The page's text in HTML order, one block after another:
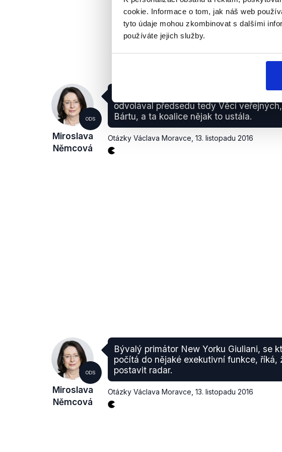
cookie. Informace o tom, jak náš web
tyto údaje mohou zkombinovat s dalšími
používáte jejich služby.
ODS
Miroslava
Němcová
odvolával předsedu tedy Věcí
Bártu, a ta koalice nějak to ustála.
Otázky Václava Moravce 13. listopadu 2016
ODS
Miroslava
Němcová
Bývalý primátor New Yorku Giuliani, se
počítá do nějaké exekutivní funkce, říká,
postavit radar.
Otázky Václava Moravce 13. listopadu 2016